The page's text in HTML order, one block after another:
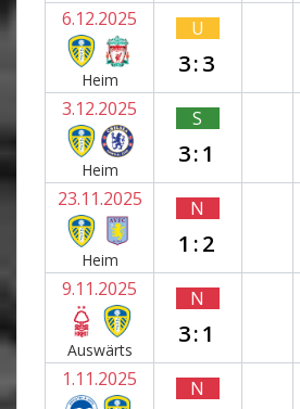
6.12.2025
Heim
U
3:3
3.12.2025
Heim
S
3:1
23.11.2025
Heim
N
1:2
9.11.2025
Auswärts
N
3:1
1.11.2025 N